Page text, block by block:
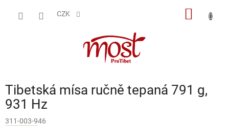
CZK
Tibetská mísa ručně tepaná 791 g,
931 Hz
311-003-946